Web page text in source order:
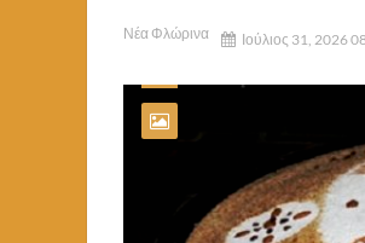
Νέα Φλώρινα Ιούλιος 31, 2026